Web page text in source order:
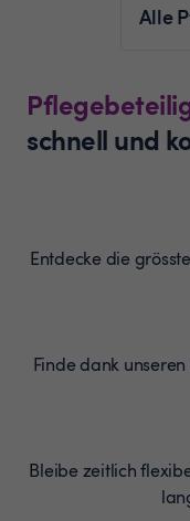
Alle
schnell und
Entdecke die
Finde dank
Bleibe zeitlich